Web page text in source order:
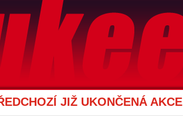
JIŽ UKONČENÁ AKCE